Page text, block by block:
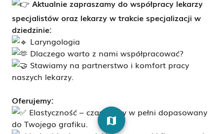
Aktualnie zapraszamy do współpracy lekarzy
specjalistów oraz lekarzy w trakcie specjalizacji w
dziedzinie:
Laryngologia
Dlaczego warto z nami współpracować?
Stawiamy na partnerstwo i komfort pracy
naszych lekarzy.
Oferujemy:
Elastyczność – czas pracy w pełni dopasowany
do Twojego grafiku.
map